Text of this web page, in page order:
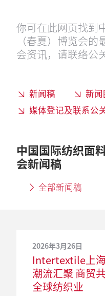
你可在此网页找到
（春夏）博览会
会资讯，请联络公
新闻稿 新闻
媒体登记及联系公
中国国际纺织面
会新闻稿
全部新闻稿
2026年3月26日
Intertextile上
潮流汇聚 商贸
全球纺织业